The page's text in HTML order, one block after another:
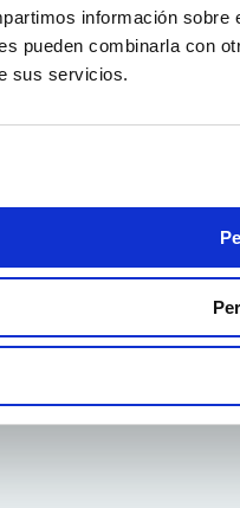
información
pueden combinarla con
sus servicios.